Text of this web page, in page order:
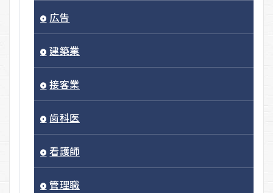
広告
建築業
接客業
歯科医
看護師
管理職